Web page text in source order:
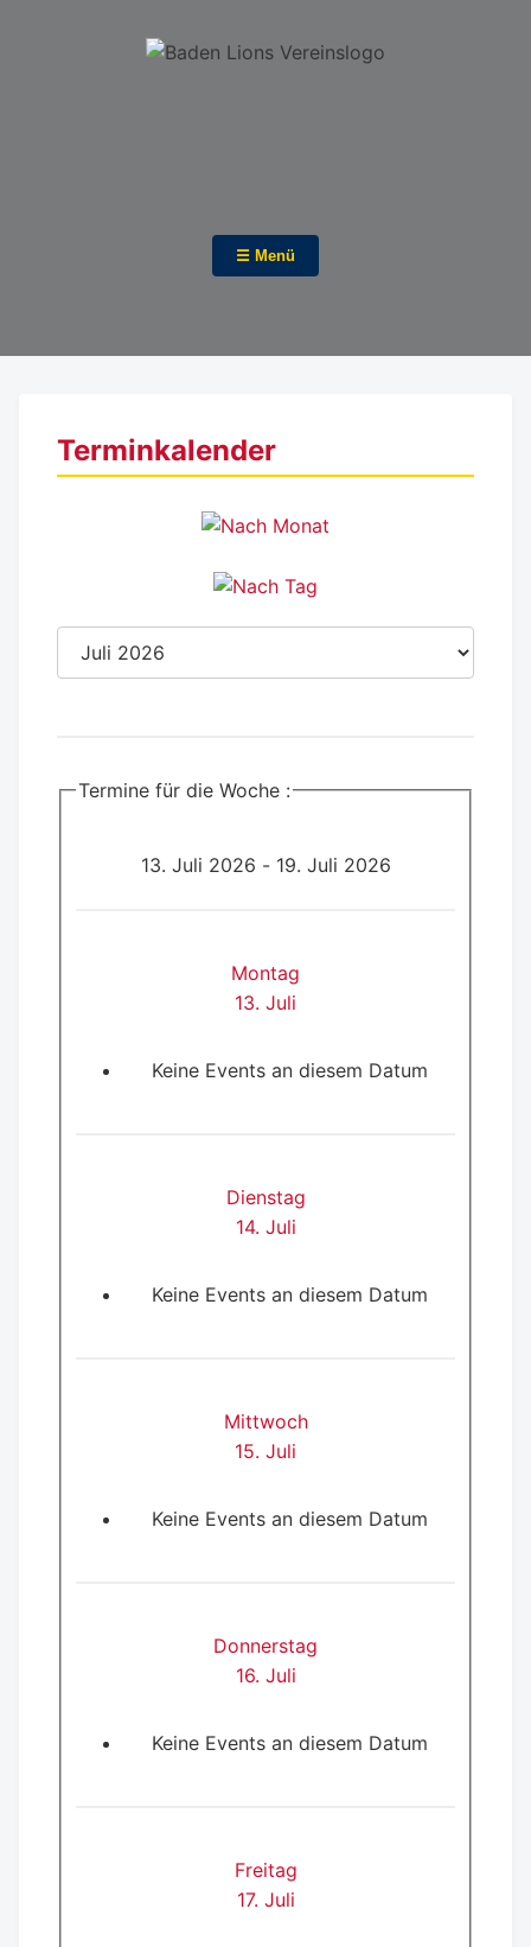
☰ Menü
Terminkalender
Termine für die Woche :
13. Juli 2026 - 19. Juli 2026
Montag
13. Juli
Keine Events an diesem Datum
Dienstag
14. Juli
Keine Events an diesem Datum
Mittwoch
15. Juli
Keine Events an diesem Datum
Donnerstag
16. Juli
Keine Events an diesem Datum
Freitag
17. Juli